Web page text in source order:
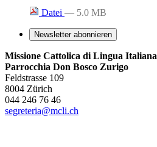
Datei — 5.0 MB
Newsletter abonnieren
Missione Cattolica di Lingua Italiana
Parrocchia Don Bosco Zurigo
Feldstrasse 109
8004 Zürich
044 246 76 46
segreteria@mcli.ch